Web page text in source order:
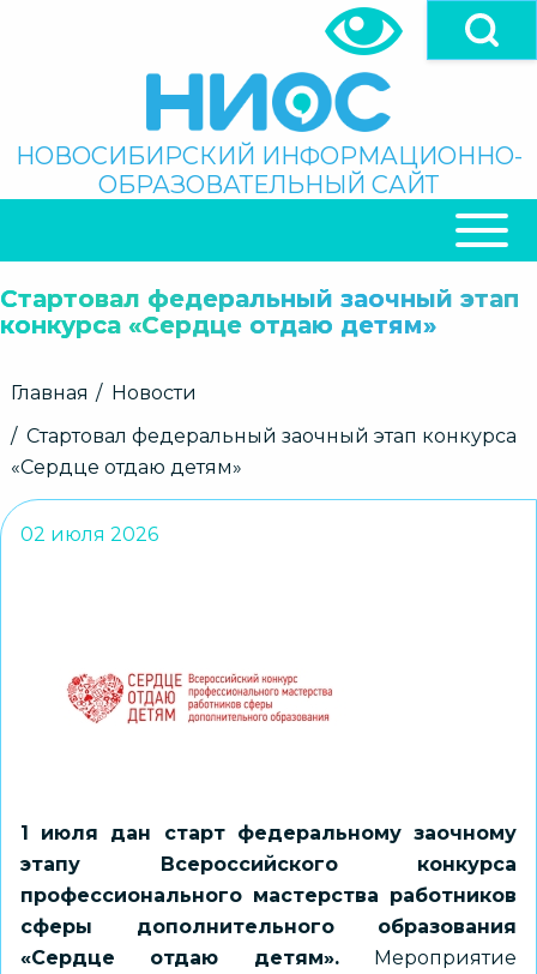
Поиск
НОВОСИБИРСКИЙ ИНФОРМАЦИОННО-
ОБРАЗОВАТЕЛЬНЫЙ САЙТ
НАВИГАЦИЯ
Стартовал федеральный заочный этап
конкурса «Сердце отдаю детям»
Строка
Главная
Новости
Стартовал федеральный заочный этап конкурса
«Сердце отдаю детям»
02 июля 2026
1 июля дан старт федеральному заочному
этапу Всероссийского конкурса
профессионального мастерства работников
сферы дополнительного образования
«Сердце отдаю детям». Мероприятие